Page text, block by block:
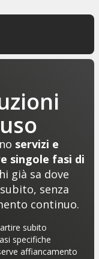
servizi e
singole fasi di
già sa dove
senza
continuo.
subito
specifiche
affiancamento